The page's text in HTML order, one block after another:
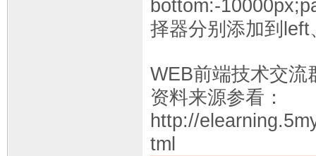
bottom:-
择器分别添加到
WEB前端技术交流
资料来源参看：
http://
tml